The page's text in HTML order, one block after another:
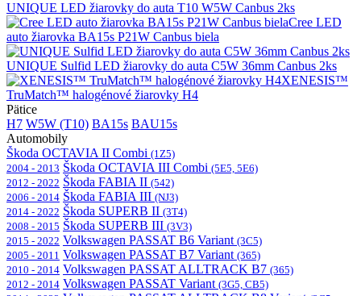
UNIQUE LED žiarovky do auta T10 W5W Canbus 2ks
Cree LED
auto žiarovka BA15s P21W Canbus biela
UNIQUE Sulfid LED žiarovky do auta C5W 36mm Canbus 2ks
XENESIS™
TruMatch™ halogénové žiarovky H4
Pätice
H7 W5W (T10) BA15s BAU15s
Automobily
Škoda OCTAVIA II Combi (1Z5)
2004 - 2013 Škoda OCTAVIA III Combi (5E5, 5E6)
2012 - 2022 Škoda FABIA II (542)
2006 - 2014 Škoda FABIA III (NJ3)
2014 - 2022 Škoda SUPERB II (3T4)
2008 - 2015 Škoda SUPERB III (3V3)
2015 - 2022 Volkswagen PASSAT B6 Variant (3C5)
2005 - 2011 Volkswagen PASSAT B7 Variant (365)
2010 - 2014 Volkswagen PASSAT ALLTRACK B7 (365)
2012 - 2014 Volkswagen PASSAT Variant (3G5, CB5)